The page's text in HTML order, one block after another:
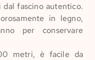
fascino autentico.
in legno,
per conservare
metri, è facile da